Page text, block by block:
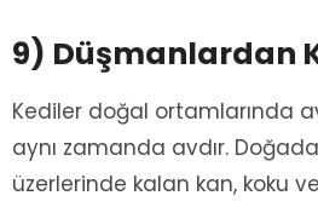
9) Düşmanlardan
Kediler doğal ortamlarında
aynı zamanda avdır.
üzerlerinde kalan kan, koku ve